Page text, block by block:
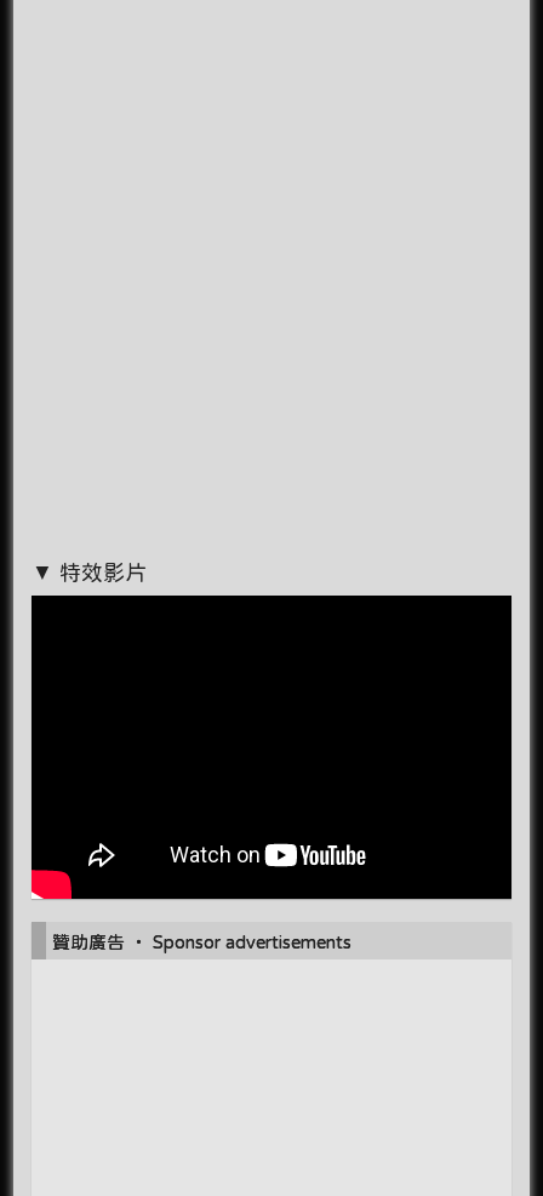
▼ 特效影片
贊助廣告 ‧ Sponsor advertisements